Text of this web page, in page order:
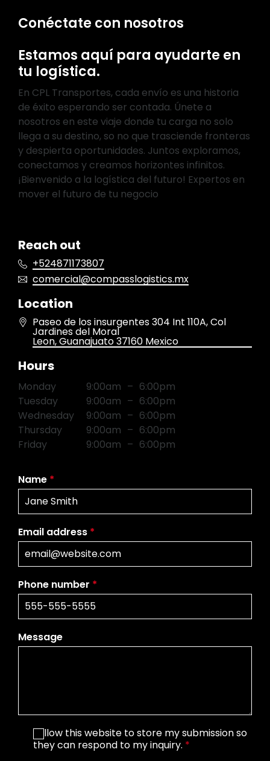
Conéctate con nosotros
Estamos aquí para ayudarte en
tu logística.
En CPL Transportes, cada envío es una historia
de éxito esperando ser contada. Únete a
nosotros en este viaje donde tu carga no solo
llega a su destino, so no que trasciende fronteras
y despierta oportunidades. Juntos exploramos,
conectamos y creamos horizontes infinitos.
¡Bienvenido a la logística del futuro! Expertos en
mover el futuro de tu negocio
Reach out
+524871173807
comercial@compasslogistics.mx
Location
Paseo de los insurgentes 304 Int 110A, Col
Jardines del Moral
Leon, Guanajuato37160 Mexico
Hours
Monday 9:00am – 6:00pm
Tuesday
9:00am – 6:00pm
Wednesday
9:00am – 6:00pm
Thursday
9:00am – 6:00pm
Friday
9:00am – 6:00pm
Name *
Email address *
Phone number *
Message
I allow this website to store my submission so
they can respond to my inquiry. *